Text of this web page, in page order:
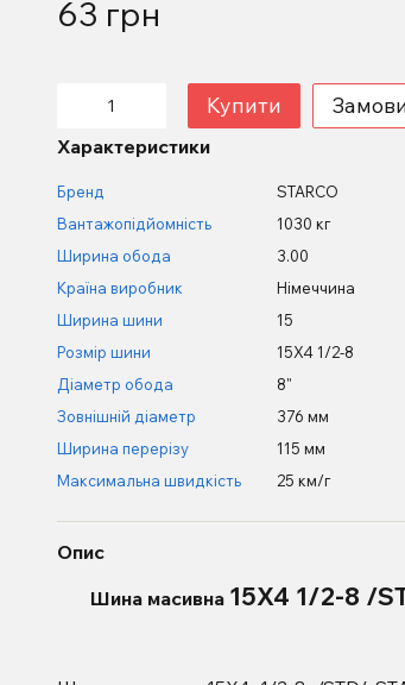
63 грн
Купити
Характеристики
Бренд
STARCO
Вантажопідйомність
1030 кг
Ширина обода
3.00
Країна виробник
Німеччина
Ширина шини
15
Розмір шини
15X4 1/2-8
Діаметр обода
8"
Зовнішній діаметр
376 мм
Ширина перерізу
115 мм
Максимальна швидкість
25 км/г
Опис
Шина масивна 15X4 1/2-8 /